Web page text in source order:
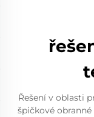
Řešení v oblasti
špičkové